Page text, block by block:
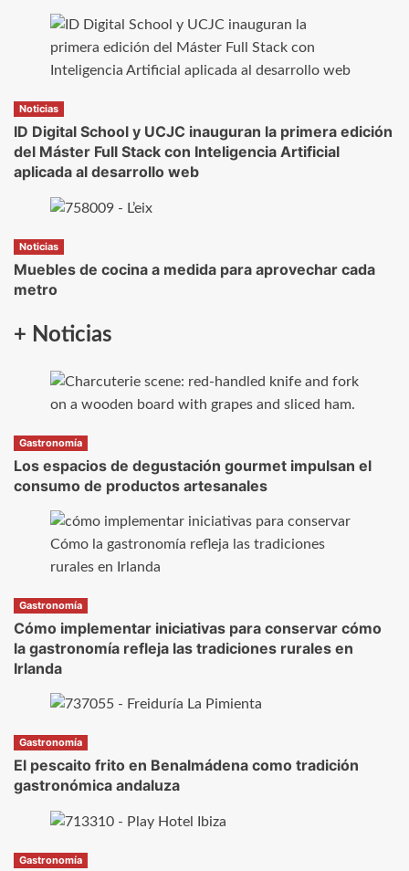
Noticias
ID Digital School y UCJC inauguran la primera edición
del Máster Full Stack con Inteligencia Artificial
aplicada al desarrollo web
Noticias
Muebles de cocina a medida para aprovechar cada
metro
+ Noticias
Gastronomía
Los espacios de degustación gourmet impulsan el
consumo de productos artesanales
Gastronomía
Cómo implementar iniciativas para conservar cómo
la gastronomía refleja las tradiciones rurales en
Irlanda
Gastronomía
El pescaito frito en Benalmádena como tradición
gastronómica andaluza
Gastronomía